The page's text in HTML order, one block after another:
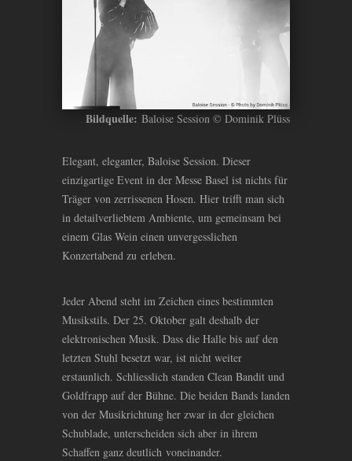
Bildquelle: Baloise Session © Dominik Plüss
Elegant, eleganter, Baloise Session. Dieser
einzigartige Event in der Messe Basel ist nichts für
Träger von zerrissenen Hosen. Hier trifft man sich
in detailverliebtem Ambiente, um gemeinsam bei
einem Glas Wein einen unvergesslichen
Konzertabend zu erleben.
Jeder Abend steht im Zeichen eines bestimmten
Musikstils. Der 25. Oktober galt deshalb der
elektronischen Musik. Dass die Halle bis auf den
letzten Stuhl besetzt war, ist nicht weiter
erstaunlich. Schliesslich standen Clean Bandit und
Goldfrapp auf der Bühne. Die beiden Bands landen
von der Musikrichtung her zwar in der gleichen
Schublade, unterscheiden sich aber in ihrem
Schaffen ganz deutlich voneinander.